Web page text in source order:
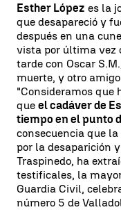
Esther López es la
que desapareció y
después en una
vista por última vez
tarde con Oscar
muerte, y otro
"Consideramos que
que el cadáver de
tiempo en el punto
consecuencia que
por la desaparición
Traspinedo, ha
testificales, la
Guardia Civil,
número 5 de